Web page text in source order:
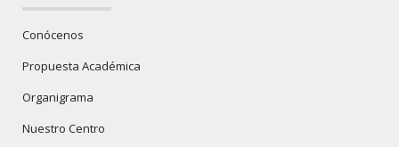
Conócenos
Propuesta Académica
Organigrama
Nuestro Centro